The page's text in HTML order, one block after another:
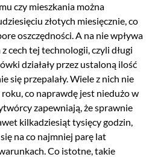
czy mieszkania można
złotych miesięcznie, co
oszczędności. A na nie wpływa
cech tej technologii, czyli długi
działały przez ustaloną ilość
się przepalały. Wiele z nich nie
co naprawdę jest niedużo w
zapewniają, że sprawnie
kilkadziesiąt tysięcy godzin,
na co najmniej parę lat
Co istotne, takie